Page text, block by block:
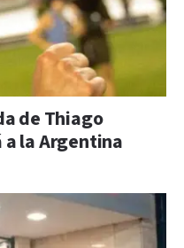
de Thiago
la Argentina